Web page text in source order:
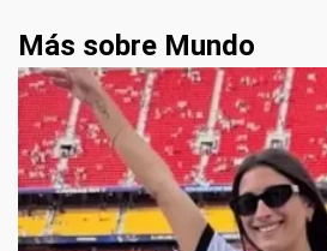
Más sobre Mundo